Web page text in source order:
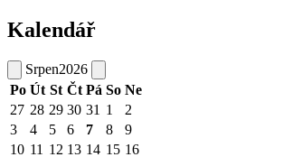
Kalendář
Srpen2026
Po Út St Čt Pá So Ne
27 28 29 30 31 1
2
3
4 5 6 7 8
9
10 11 12 13 14 15 16